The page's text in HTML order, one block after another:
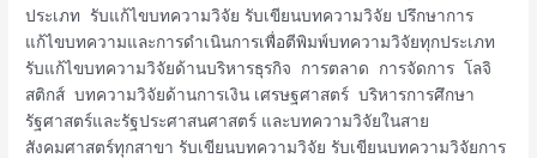
ประเภท รับแก้ไขบทความวิจัย รับเขียนบทความวิจัย ปรึกษาการ
แก้ไขบทความและการดำเนินการเพื่อตีพิมพ์บทความวิจัยทุกประเภท
รับแก้ไขบทความวิจัยด้านบริหารธุรกิจ การตลาด การจัดการ โลจิ
สติกส์ บทความวิจัยด้านการเงิน เศรษฐศาสตร์ บริหารการศึกษา
รัฐศาสตร์และรัฐประศาสนศาสตร์ และบทความวิจัยในสาย
สังคมศาสตร์ทุกสาขา รับเขียนบทความวิจัย รับเขียนบทความวิจัยการ